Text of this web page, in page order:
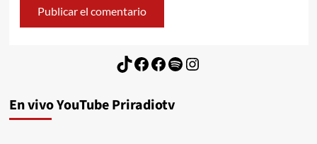
TikTok
Facebook
Facebook
Spotify
Instagram
En vivo YouTube Priradiotv